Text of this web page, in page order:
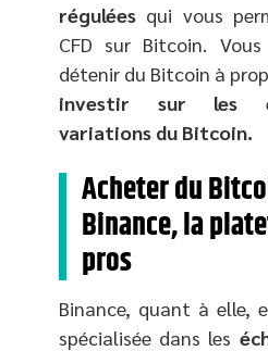
régulées qui vous
CFD sur Bitcoin.
détenir du Bitcoin à
investir sur les
variations du Bitcoin.
Acheter du
Binance, la
pros
Binance, quant à elle,
spécialisée dans les